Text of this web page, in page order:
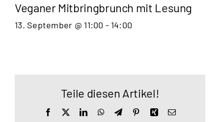
Veganer Mitbringbrunch mit Lesung
13. September @ 11:00 - 14:00
Teile diesen Artikel!
Facebook LinkedInWhatsApp
TelegramPinterestXingE-